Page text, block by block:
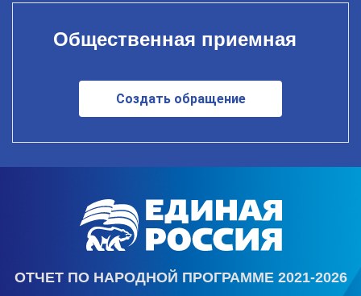
Общественная приемная
Создать обращение
ОТЧЕТ ПО НАРОДНОЙ ПРОГРАММЕ 2021-2026